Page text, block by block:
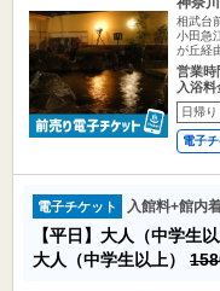
相武台
小田急
が丘経
営業時
入浴料
日帰り
電子
電子チケット 入館料+館内
【平日】大人（中学生以
大人（中学生以上）